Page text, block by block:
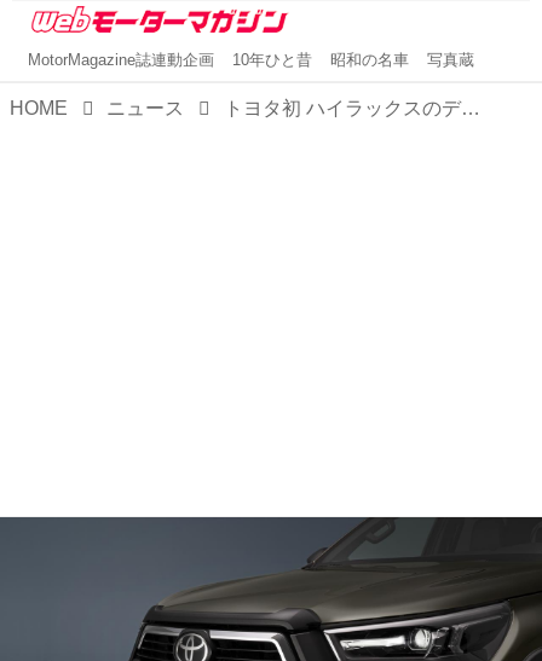
MotorMagazine誌連動企画 10年ひと昔 昭和の名車 写真蔵
HOME ニュース トヨタ初 ハイラックスのディーゼルに48Vマイルドハイブリッド搭載モデルを発売。欧州市場での商品力を強化